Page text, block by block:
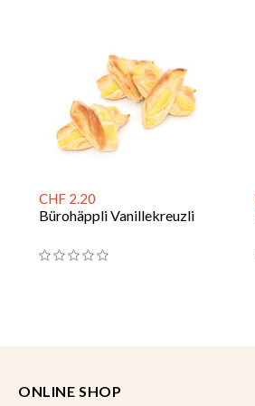
CHF 2.20
Bürohäppli Vanillekreuzli
ONLINE SHOP